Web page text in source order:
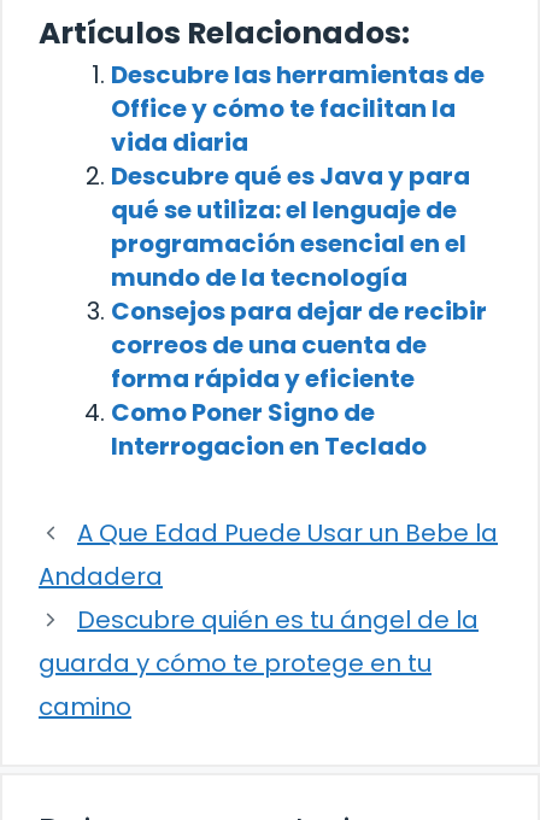
Artículos Relacionados:
Descubre las herramientas de
Office y cómo te facilitan la
vida diaria
Descubre qué es Java y para
qué se utiliza: el lenguaje de
programación esencial en el
mundo de la tecnología
Consejos para dejar de recibir
correos de una cuenta de
forma rápida y eficiente
Como Poner Signo de
Interrogacion en Teclado
A Que Edad Puede Usar un Bebe la
Andadera
Descubre quién es tu ángel de la
guarda y cómo te protege en tu
camino